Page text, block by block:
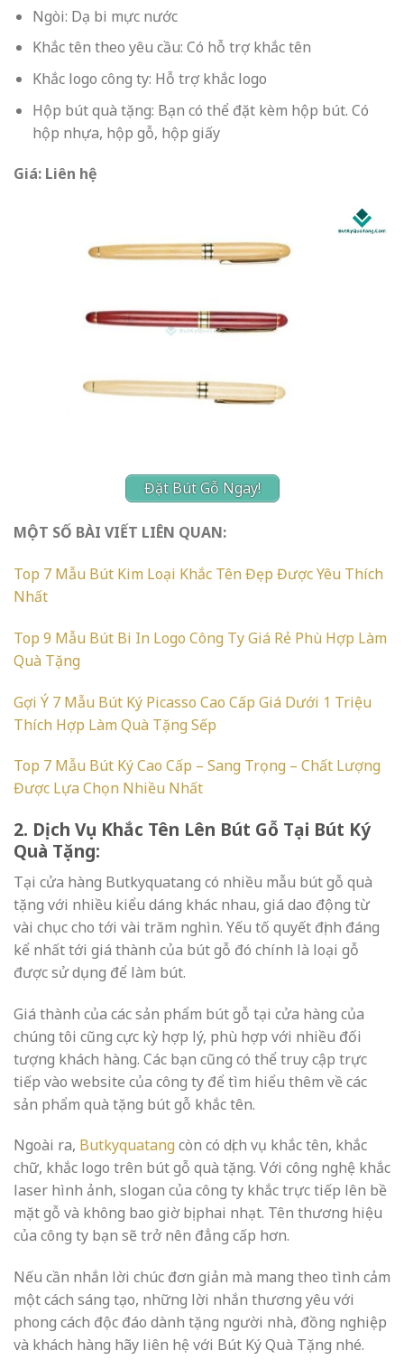
Ngòi: Dạ bi mực nước
Khắc tên theo yêu cầu: Có hỗ trợ khắc tên
Khắc logo công ty: Hỗ trợ khắc logo
Hộp bút quà tặng: Bạn có thể đặt kèm hộp bút. Có
hộp nhựa, hộp gỗ, hộp giấy
Giá: Liên hệ
Đặt Bút Gỗ Ngay!
MỘT SỐ BÀI VIẾT LIÊN QUAN:
Top 7 Mẫu Bút Kim Loại Khắc Tên Đẹp Được Yêu Thích
Nhất
Top 9 Mẫu Bút Bi In Logo Công Ty Giá Rẻ Phù Hợp Làm
Quà Tặng
Gợi Ý 7 Mẫu Bút Ký Picasso Cao Cấp Giá Dưới 1 Triệu
Thích Hợp Làm Quà Tặng Sếp
Top 7 Mẫu Bút Ký Cao Cấp – Sang Trọng – Chất Lượng
Được Lựa Chọn Nhiều Nhất
2. Dịch Vụ Khắc Tên Lên Bút Gỗ Tại Bút Ký
Quà Tặng:
Tại cửa hàng Butkyquatang có nhiều mẫu bút gỗ quà
tặng với nhiều kiểu dáng khác nhau, giá dao động từ
vài chục cho tới vài trăm nghìn. Yếu tố quyết định đáng
kể nhất tới giá thành của bút gỗ đó chính là loại gỗ
được sử dụng để làm bút.
Giá thành của các sản phẩm bút gỗ tại cửa hàng của
chúng tôi cũng cực kỳ hợp lý, phù hợp với nhiều đối
tượng khách hàng. Các bạn cũng có thể truy cập trực
tiếp vào website của công ty để tìm hiểu thêm về các
sản phẩm quà tặng bút gỗ khắc tên.
Ngoài ra, Butkyquatangcòn có dịch vụ khắc tên, khắc
chữ, khắc logo trên bút gỗ quà tặng. Với công nghệ khắc
laser hình ảnh, slogan của công ty khắc trực tiếp lên bề
mặt gỗ và không bao giờ bị phai nhạt. Tên thương hiệu
của công ty bạn sẽ trở nên đẳng cấp hơn.
Nếu cần nhắn lời chúc đơn giản mà mang theo tình cảm
một cách sáng tạo, những lời nhắn thương yêu với
phong cách độc đáo dành tặng người nhà, đồng nghiệp
và khách hàng hãy liên hệ với Bút Ký Quà Tặng nhé.